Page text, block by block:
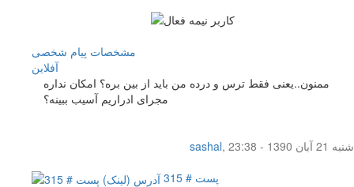
مشخصات پیام شخصی
آفلاين
ممنون..یعنی فقط ترس و درده من باید از بین بره؟ امکان نداره
مجرای ادراریم آسیب ببینه؟
sashal,
شنبه 21 آبان 1390 - 23:38
پست # 315